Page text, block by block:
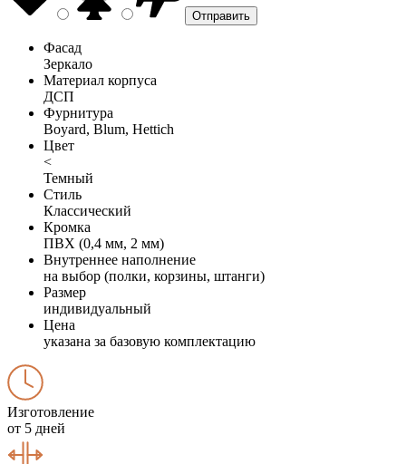
Фасад
Зеркало
Материал корпуса
ДСП
Фурнитура
Boyard, Blum, Hettich
Цвет
<
Темный
Стиль
Классический
Кромка
ПВХ (0,4 мм, 2 мм)
Внутреннее наполнение
на выбор (полки, корзины, штанги)
Размер
индивидуальный
Цена
указана за базовую комплектацию
Изготовление
от 5 дней